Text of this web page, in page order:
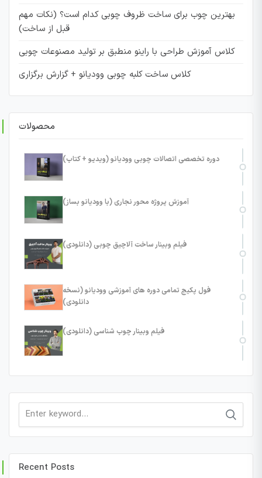
بهترین چوب برای ساخت ظروف چوبی کدام است؟ (نکات مهم
قبل از ساخت)
کلاس آموزش طراحی با راینو منطبق بر تولید مصنوعات چوبی
کلاس ساخت کلبه چوبی وودیانو + گزارش برگزاری
محصولات
دوره تخصصی اتصالات چوبی وودیانو (ویدیو + کتاب)
آموزش پروژه محور نجاری (با وودیانو بساز)
فیلم وبینار ساخت آلاچیق چوبی (دانلودی)
فول پکیج تمامی دوره های آموزشی وودیانو (نسخه
دانلودی)
فیلم وبینار چوب شناسی (دانلودی)
Search
Recent Posts